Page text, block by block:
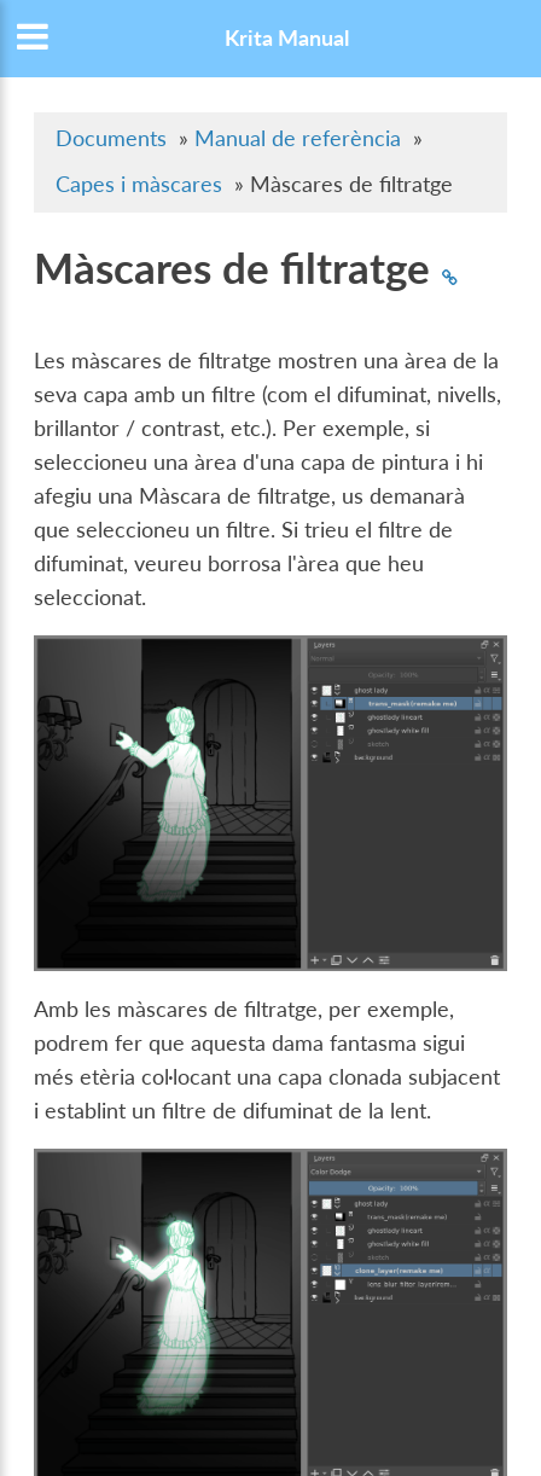
Krita Manual
Documents » Manual de referència »
Capes i màscares » Màscares de filtratge
Màscares de filtratge
Les màscares de filtratge mostren una àrea de la
seva capa amb un filtre (com el difuminat, nivells,
brillantor / contrast, etc.). Per exemple, si
seleccioneu una àrea d'una capa de pintura i hi
afegiu una Màscara de filtratge, us demanarà
que seleccioneu un filtre. Si trieu el filtre de
difuminat, veureu borrosa l'àrea que heu
seleccionat.
Amb les màscares de filtratge, per exemple,
podrem fer que aquesta dama fantasma sigui
més etèria col·locant una capa clonada subjacent
i establint un filtre de difuminat de la lent.